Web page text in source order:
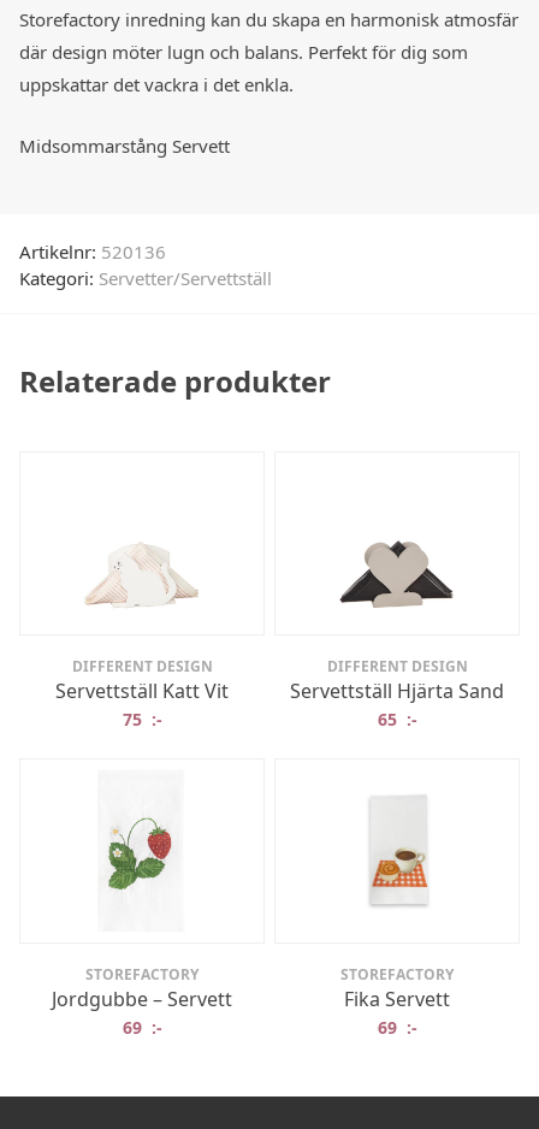
Storefactory inredning kan du skapa en harmonisk atmosfär
där design möter lugn och balans. Perfekt för dig som
uppskattar det vackra i det enkla.
Midsommarstång Servett
Artikelnr: 520136
Kategori: Servetter/Servettställ
Relaterade produkter
DIFFERENT DESIGN
Servettställ Katt Vit
75 :-
DIFFERENT DESIGN
Servettställ Hjärta Sand
65 :-
STOREFACTORY
Jordgubbe – Servett
69 :-
STOREFACTORY
Fika Servett
69 :-